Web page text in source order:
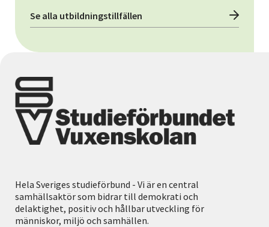
Se alla utbildningstillfällen
Hela Sveriges studieförbund - Vi är en central
samhällsaktör som bidrar till demokrati och
delaktighet, positiv och hållbar utveckling för
människor, miljö och samhällen.